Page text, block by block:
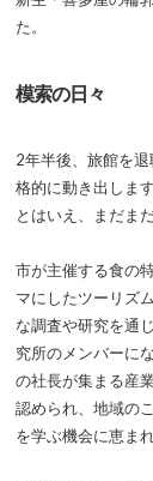
た。
模索の日々
2年半後、旅館を
格的に動き出します
とはいえ、まだま
市が主催する食の
マにしたツーリズ
な調査や研究を通
究所のメンバーに
の社長が集まる産
認められ、地域の
を学ぶ機会に恵まれ